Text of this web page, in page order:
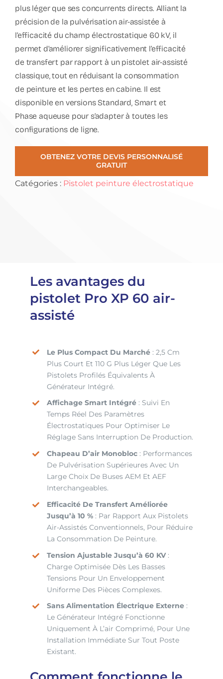
plus léger que ses concurrents directs. Alliant la
précision de la pulvérisation air-assistée à
l’efficacité du champ électrostatique 60 kV, il
permet d’améliorer significativement l’efficacité
de transfert par rapport à un pistolet air-assisté
classique, tout en réduisant la consommation
de peinture et les pertes en cabine. Il est
disponible en versions Standard, Smartet
Phase aqueuse pour s’adapter à toutes les
configurations de ligne.
OBTENEZ VOTRE DEVIS PERSONNALISÉ
GRATUIT
Catégories : Pistolet peinture électrostatique
Les avantages du
pistolet Pro XP 60 air-
assisté
Le Plus Compact Du Marché: 2,5 Cm
Plus Court Et 110 G Plus Léger Que Les
Pistolets Profilés Équivalents À
Générateur Intégré.
Affichage Smart Intégré: Suivi En
Temps Réel Des Paramètres
Électrostatiques Pour Optimiser Le
Réglage Sans Interruption De Production.
Chapeau D’air Monobloc: Performances
De Pulvérisation Supérieures Avec Un
Large Choix De Buses AEM Et AEF
Interchangeables.
Efficacité De Transfert Améliorée
Jusqu’à 10 %: Par Rapport Aux Pistolets
Air-Assistés Conventionnels, Pour Réduire
La Consommation De Peinture.
Tension Ajustable Jusqu’à 60 KV:
Charge Optimisée Dès Les Basses
Tensions Pour Un Enveloppement
Uniforme Des Pièces Complexes.
Sans Alimentation Électrique Externe:
Le Générateur Intégré Fonctionne
Uniquement À L’air Comprimé, Pour Une
Installation Immédiate Sur Tout Poste
Existant.